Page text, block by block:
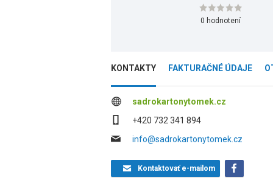
0 hodnotení
KONTAKTY FAKTURAČNÉ ÚDAJE
sadrokartonytomek.cz
+420 732 341 894
info@sadrokartonytomek.cz
Kontaktovaťe-mailom